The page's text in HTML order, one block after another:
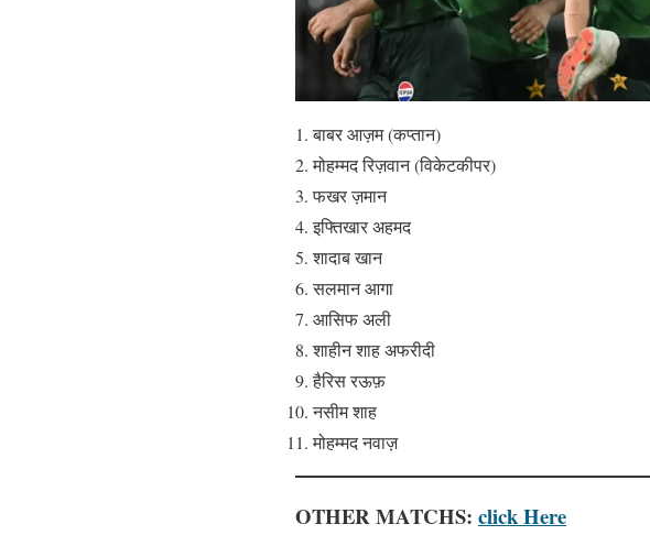
बाबर आज़म (कप्तान)
मोहम्मद रिज़वान (विकेटकीपर)
फखर ज़मान
इफ्तिखार अहमद
शादाब खान
सलमान आगा
आसिफ अली
शाहीन शाह अफरीदी
हैरिस रऊफ़
नसीम शाह
मोहम्मद नवाज़
OTHER MATCHS: click Here